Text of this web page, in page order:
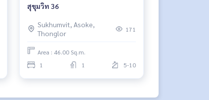
สุขุมวิท 36
Sukhumvit, Asoke,
Thonglor
171
Area : 46.00 Sq.m.
1
1 5-10